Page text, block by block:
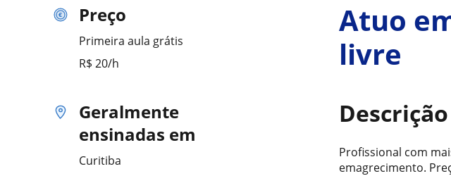
Preço
Primeira aula grátis
R$ 20/h
Geralmente
ensinadas em
Curitiba
Atuo
livre
Profissional com
emagrecimento.